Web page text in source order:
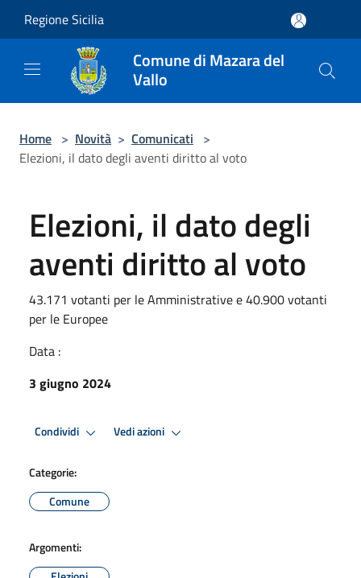
Regione Sicilia
Comune di Mazara del
Vallo
Home > Novità > Comunicati >
Elezioni, il dato degli aventi diritto al voto
Elezioni, il dato degli
aventi diritto al voto
43.171 votanti per le Amministrative e 40.900 votanti
per le Europee
Data :
3 giugno 2024
Condividi Vedi azioni
Categorie:
Comune
Argomenti: